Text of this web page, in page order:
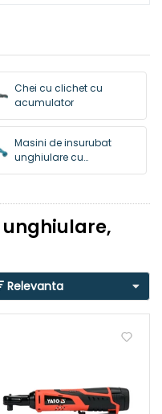
Chei cu clichet cu
acumulator
Masini de insurubat
unghiulare cu
acumulator
Relevanta